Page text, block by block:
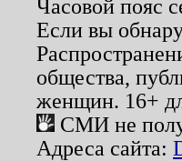
Часовой пояс
Если вы
общества,
женщин. 16+
СМИ не
Адреса сайта: